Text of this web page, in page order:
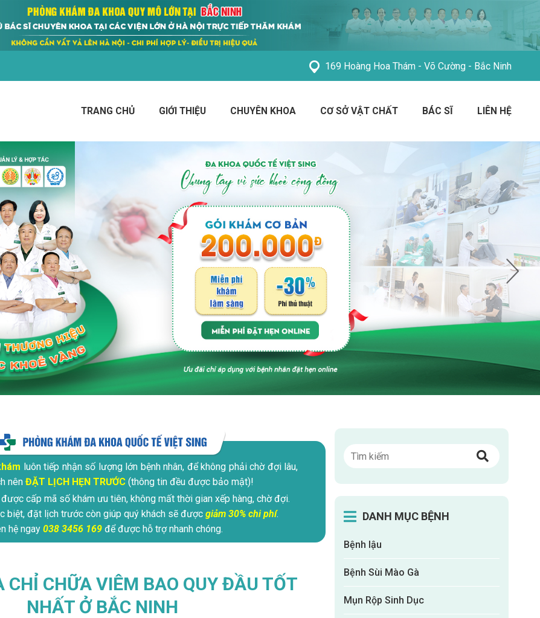
169 Hoàng Hoa Thám - Võ Cường - Bắc Ninh
TRANG CHỦ GIỚI THIỆU CHUYÊN KHOA CƠ SỞ VẬT CHẤT BÁC SĨ LIÊN HỆ
luôn tiếp nhận số lượng lớn bệnh nhân, để không phải chờ đợi lâu,
nên ĐẶT LỊCH HẸN TRƯỚC(thông tin đều được bảo mật)!
cấp mã số khám ưu tiên, không mất thời gian xếp hàng, chờ đợi.
biệt, đặt lịch trước còn giúp quý khách sẽ được giảm 30% chi phí.
hệ ngay 038 3456 169để được hỗ trợ nhanh chóng.
CHỈ CHỮA VIÊM BAO QUY ĐẦU TỐT
NHẤT Ở BẮC NINH
DANH MỤC BỆNH
Bệnh lậu
Bệnh Sùi Mào Gà
Mụn Rộp Sinh Dục